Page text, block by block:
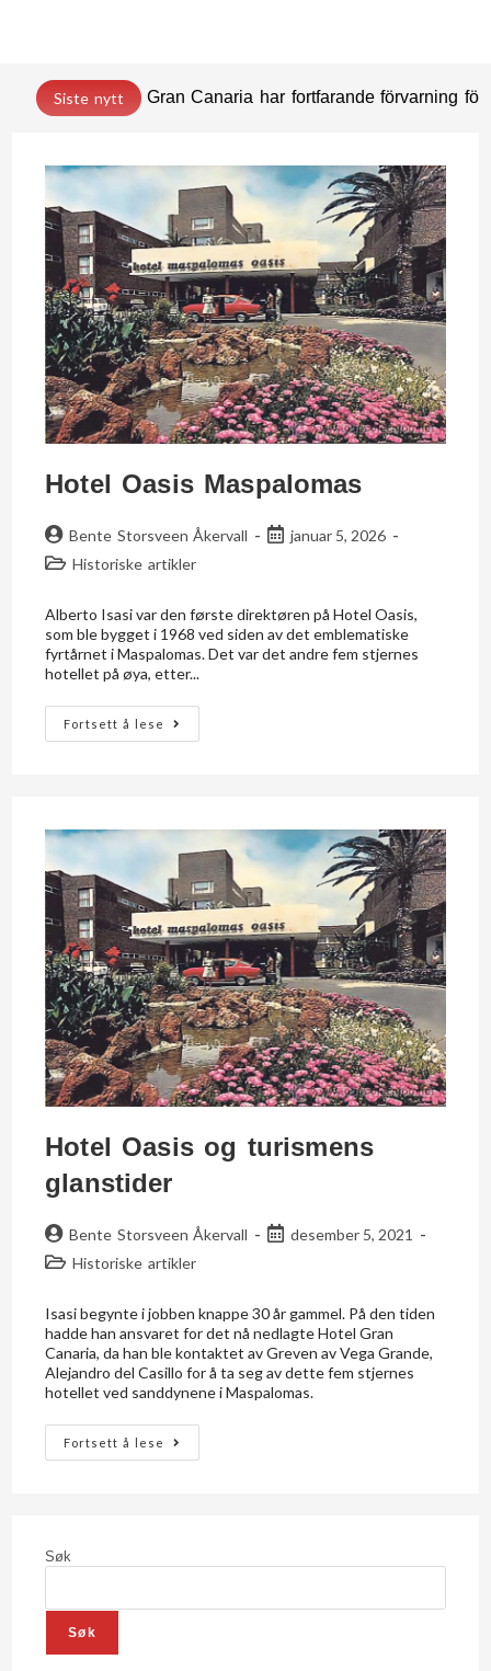
Siste nytt Gran Canaria har fortfarande förvarning för
Hotel Oasis Maspalomas
Bente Storsveen Åkervall
januar 5, 2026
Historiske artikler
Alberto Isasi var den første direktøren på Hotel Oasis,
som ble bygget i 1968 ved siden av det emblematiske
fyrtårnet i Maspalomas. Det var det andre fem stjernes
hotellet på øya, etter...
Fortsett å lese
Hotel Oasis og turismens
glanstider
Bente Storsveen Åkervall
desember 5, 2021
Historiske artikler
Isasi begynte i jobben knappe 30 år gammel. På den tiden
hadde han ansvaret for det nå nedlagte Hotel Gran
Canaria, da han ble kontaktet av Greven av Vega Grande,
Alejandro del Casillo for å ta seg av dette fem stjernes
hotellet ved sanddynene i Maspalomas.
Fortsett å lese
Søk
Søk